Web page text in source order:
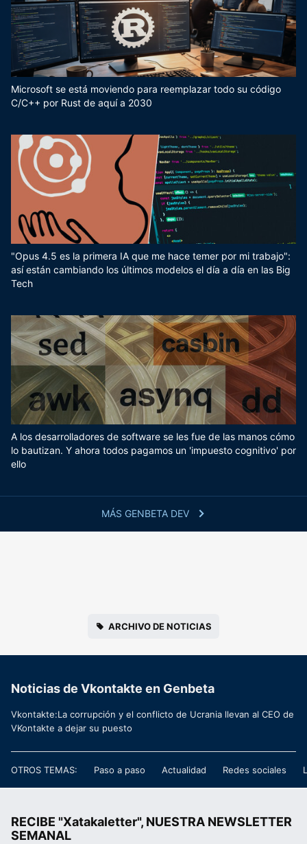
MÁS GENBETA DEV
Microsoft se está moviendo para reemplazar todo su código
C/C++ por Rust de aquí a 2030
"Opus 4.5 es la primera IA que me hace temer por mi trabajo":
así están cambiando los últimos modelos el día a día en las Big
Tech
A los desarrolladores de software se les fue de las manos cómo
lo bautizan. Y ahora todos pagamos un 'impuesto cognitivo' por
ello
ARCHIVO DE NOTICIAS
Noticias de Vkontakte en Genbeta
Vkontakte:La corrupción y el conflicto de Ucrania llevan al CEO de
VKontakte a dejar su puesto
OTROS TEMAS: Paso a paso Actualidad Redes sociales
RECIBE "Xatakaletter", NUESTRA NEWSLETTER
SEMANAL